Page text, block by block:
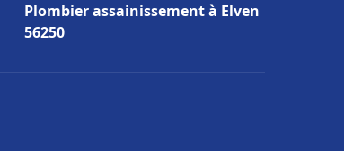
Plombier assainissement à Elven
56250